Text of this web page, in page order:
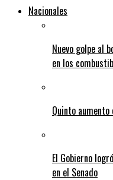
Nacionales
Nuevo golpe al
en los
Quinto
El Gobierno
en el Senado